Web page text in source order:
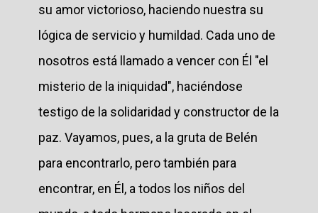
su amor victorioso, haciendo nuestra su
lógica de servicio y humildad. Cada uno de
nosotros está llamado a vencer con Él "el
misterio de la iniquidad", haciéndose
testigo de la solidaridad y constructor de la
paz. Vayamos, pues, a la gruta de Belén
para encontrarlo, pero también para
encontrar, en Él, a todos los niños del